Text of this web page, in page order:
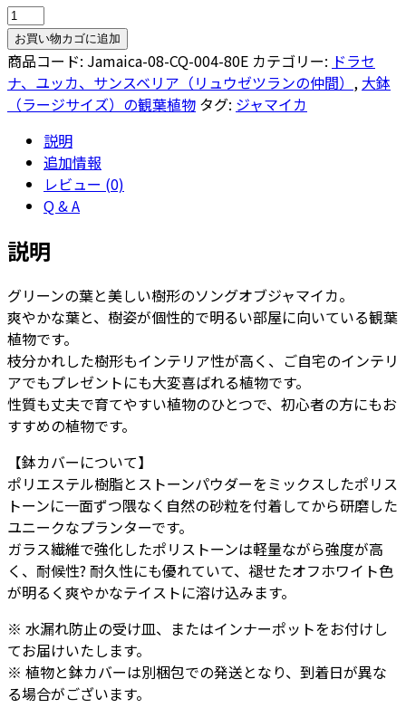
ソ
ン
グ
オ
ブ・
号
ン
カ
ー
ピ
ラ
ー
L
個
お買い物カゴに追加
商品コード: Jamaica-08-CQ-004-80E カテゴリー: ドラセ
ナ、ユッカ、サンスベリア（リュウゼツランの仲間） , 大鉢
（ラージサイズ）の観葉植物 タグ: ジャマイカ
説明
追加情報
レビュー (0)
Q & A
説明
グリーンの葉と美しい樹形のソングオブジャマイカ。
爽やかな葉と、樹姿が個性的で明るい部屋に向いている観葉
植物です。
枝分かれした樹形もインテリア性が高く、ご自宅のインテリ
アでもプレゼントにも大変喜ばれる植物です。
性質も丈夫で育てやすい植物のひとつで、初心者の方にもお
すすめの植物です。
【鉢カバーについて】
ポリエステル樹脂とストーンパウダーをミックスしたポリス
トーンに一面ずつ隈なく自然の砂粒を付着してから研磨した
ユニークなプランターです。
ガラス繊維で強化したポリストーンは軽量ながら強度が高
く、耐候性? 耐久性にも優れていて、褪せたオフホワイト色
が明るく爽やかなテイストに溶け込みます。
※ 水漏れ防止の受け皿、またはインナーポットをお付けし
てお届けいたします。
※ 植物と鉢カバーは別梱包での発送となり、到着日が異な
る場合がございます。